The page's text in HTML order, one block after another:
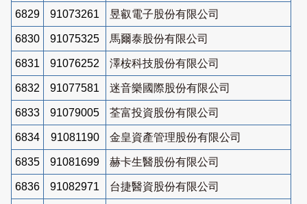
6829 91073261 昱叡電子股份有限公司
6830 91075325 馬爾泰股份有限公司
6831 91076252 澤桉科技股份有限公司
6832 91077581 迷音樂國際股份有限公司
6833 91079005 荃富投資股份有限公司
6834 91081190 金皇資產管理股份有限公司
6835 91081699 赫卡生醫股份有限公司
6836 91082971 台捷醫資股份有限公司